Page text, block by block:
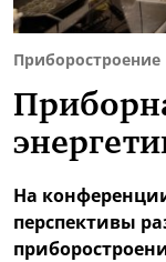
Приборостроение
На
перспективы